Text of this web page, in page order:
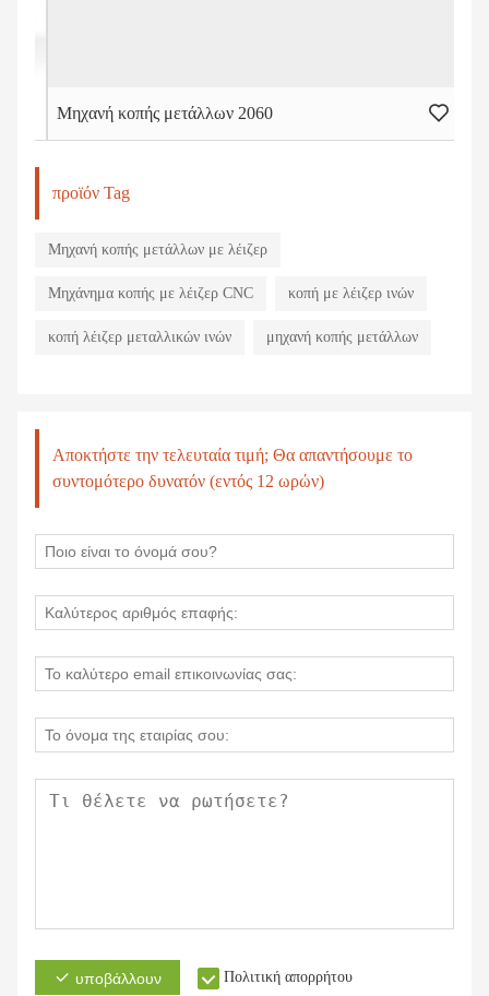
Μηχανή κοπής μετάλλων 2060
προϊόν Tag
Μηχανή κοπής μετάλλων με λέιζερ
Μηχάνημα κοπής με λέιζερ CNC κοπή με λέιζερ ινών
κοπή λέιζερ μεταλλικών ινών μηχανή κοπής μετάλλων
Αποκτήστε την τελευταία τιμή; Θα απαντήσουμε το
συντομότερο δυνατόν (εντός 12 ωρών)
υποβάλλουν Πολιτική απορρήτου